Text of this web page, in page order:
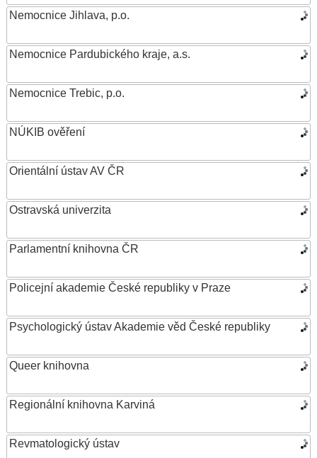
Nemocnice Jihlava, p.o.
Nemocnice Pardubického kraje, a.s.
Nemocnice Trebic, p.o.
NÚKIB ověření
Orientální ústav AV ČR
Ostravská univerzita
Parlamentní knihovna ČR
Policejní akademie České republiky v Praze
Psychologický ústav Akademie věd České republiky
Queer knihovna
Regionální knihovna Karviná
Revmatologický ústav